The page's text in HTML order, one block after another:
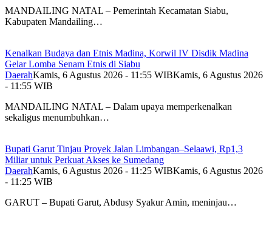
MANDAILING NATAL – Pemerintah Kecamatan Siabu,
Kabupaten Mandailing…
Kenalkan Budaya dan Etnis Madina, Korwil IV Disdik Madina
Gelar Lomba Senam Etnis di Siabu
DaerahKamis, 6 Agustus 2026 - 11:55 WIBKamis, 6 Agustus 2026
- 11:55 WIB
MANDAILING NATAL – Dalam upaya memperkenalkan
sekaligus menumbuhkan…
Bupati Garut Tinjau Proyek Jalan Limbangan–Selaawi, Rp1,3
Miliar untuk Perkuat Akses ke Sumedang
DaerahKamis, 6 Agustus 2026 - 11:25 WIBKamis, 6 Agustus 2026
- 11:25 WIB
GARUT – Bupati Garut, Abdusy Syakur Amin, meninjau…